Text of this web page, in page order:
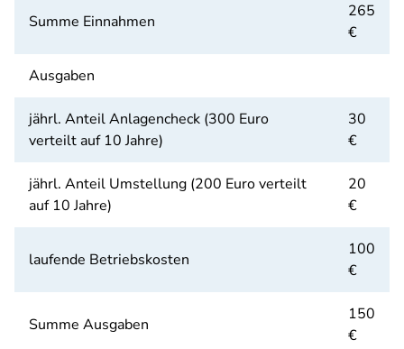
Summe Einnahmen
265
€
Ausgaben
jährl. Anteil Anlagencheck (300 Euro
verteilt auf 10 Jahre)
30
€
jährl. Anteil Umstellung (200 Euro verteilt
auf 10 Jahre)
20
€
laufende Betriebskosten
100
€
Summe Ausgaben
150
€